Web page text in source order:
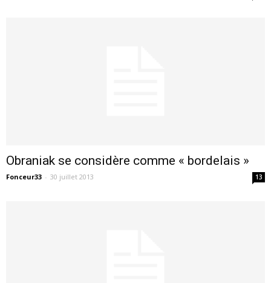
Obraniak se considère comme « bordelais »
Fonceur33 - 30 juillet 2013 13